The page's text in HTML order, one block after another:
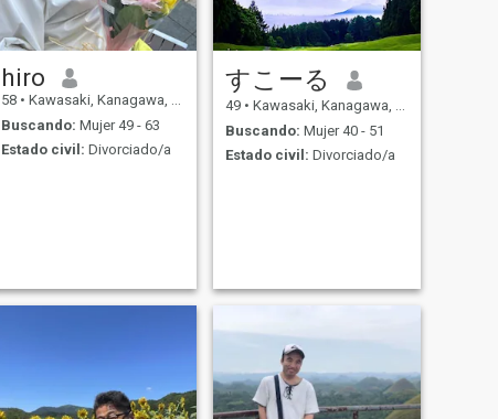
hiro
58 • Kawasaki, Kanagawa, Japón
Buscando: Mujer 49 - 63
Estado civil: Divorciado/a
すこーる
49 • Kawasaki, Kanagawa, Japón
Buscando: Mujer 40 - 51
Estado civil: Divorciado/a